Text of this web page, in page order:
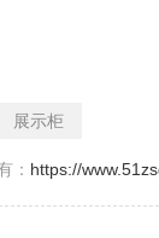
展示柜
： https://